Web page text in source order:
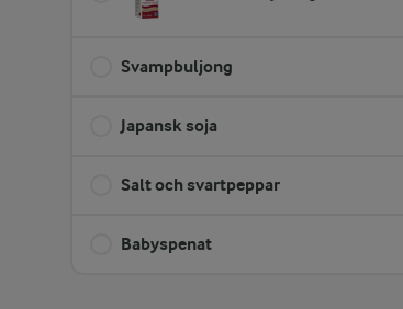
Svampbuljong
Japansk soja
Salt och svartpeppar
Babyspenat